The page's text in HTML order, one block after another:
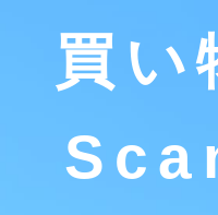
買い